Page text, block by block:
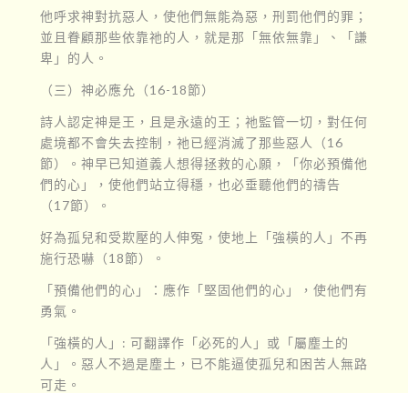
他呼求神對抗惡人，使他們無能為惡，刑罰他們的罪；
並且眷顧那些依靠祂的人，就是那「無依無靠」、「謙
卑」的人。
（三）神必應允（16-18節）
詩人認定神是王，且是永遠的王；祂監管一切，對任何
處境都不會失去控制，祂已經消滅了那些惡人（16
節）。神早已知道義人想得拯救的心願，「你必預備他
們的心」，使他們站立得穩，也必垂聽他們的禱告
（17節）。
好為孤兒和受欺壓的人伸冤，使地上「強橫的人」不再
施行恐嚇（18節）。
「預備他們的心」：應作「堅固他們的心」，使他們有
勇氣。
「強橫的人」: 可翻譯作「必死的人」或「屬塵土的
人」。惡人不過是塵土，已不能逼使孤兒和困苦人無路
可走。